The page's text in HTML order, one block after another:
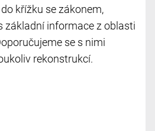
křížku se zákonem,
základní informace z oblasti
se s nimi
rekonstrukcí.